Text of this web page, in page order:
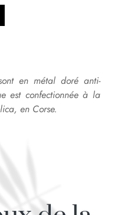
en métal doré anti-
est confectionnée à la
en Corse.